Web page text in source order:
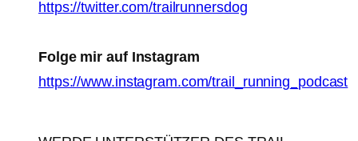
https://twitter.com/trailrunnersdog
Folge mir auf Instagram
https://www.instagram.com/trail_running_podcast